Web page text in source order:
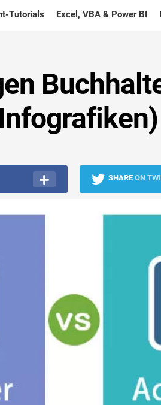
Tutorials Excel, VBA & Power BI
SHARE ON